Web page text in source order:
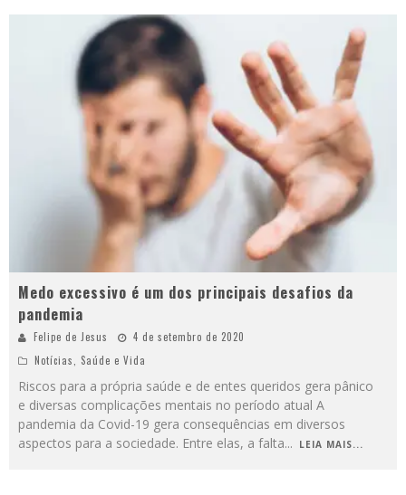
Medo excessivo é um dos principais desafios da
pandemia
Felipe de Jesus
4 de setembro de 2020
Notícias, Saúde e Vida
Riscos para a própria saúde e de entes queridos gera pânico
e diversas complicações mentais no período atual A
pandemia da Covid-19 gera consequências em diversos
aspectos para a sociedade. Entre elas, a falta... LEIA MAIS...